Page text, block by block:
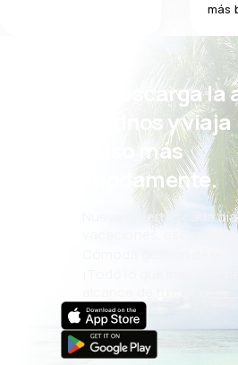
más
¡Eh! Descarga la
eDestinos y viaja
incluso más
cómodamente.
Nuevas ofertas cada
vacaciones, escapadas
Cómoda gestión de
¡Todo lo que importa,